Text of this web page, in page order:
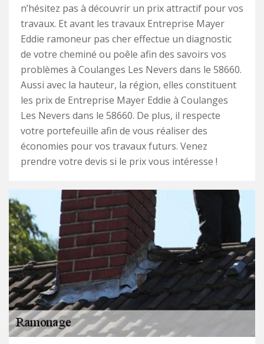
n’hésitez pas à découvrir un prix attractif pour vos
travaux. Et avant les travaux Entreprise Mayer
Eddie ramoneur pas cher effectue un diagnostic
de votre cheminé ou poêle afin des savoirs vos
problèmes à Coulanges Les Nevers dans le 58660.
Aussi avec la hauteur, la région, elles constituent
les prix de Entreprise Mayer Eddie à Coulanges
Les Nevers dans le 58660. De plus, il respecte
votre portefeuille afin de vous réaliser des
économies pour vos travaux futurs. Venez
prendre votre devis si le prix vous intéresse !